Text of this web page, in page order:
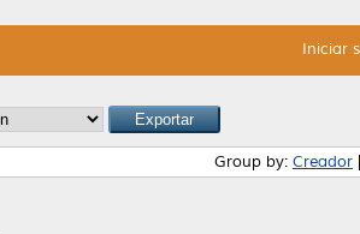
Iniciar
Group by: Creador